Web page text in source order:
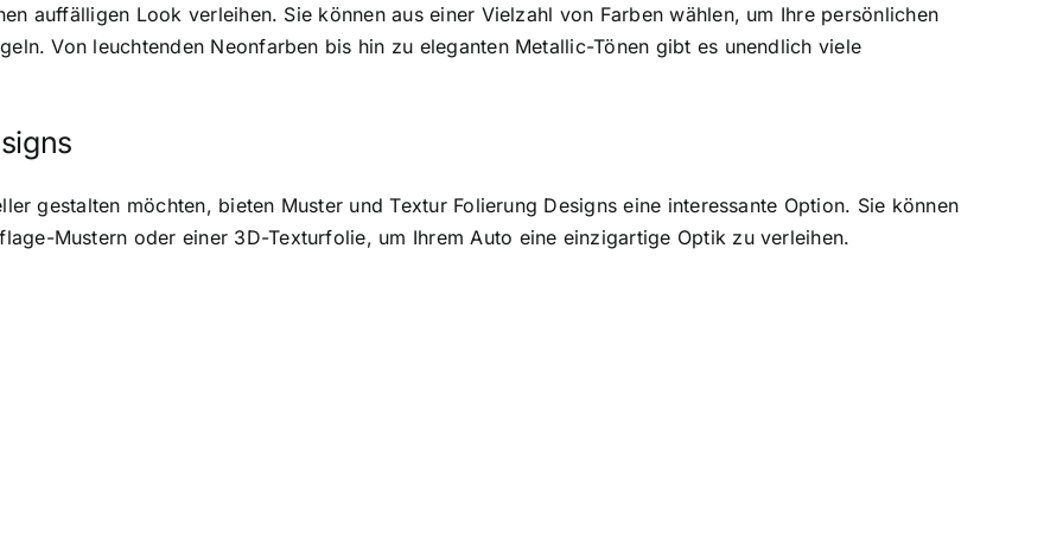
auffälligen Look verleihen. Sie können aus einer Vielzahl von Farben wählen, um Ihre persönlichen
Von leuchtenden Neonfarben bis hin zu eleganten Metallic-Tönen gibt es unendlich viele
gestalten möchten, bieten Muster und Textur Folierung Designs eine interessante Option. Sie können
Mustern oder einer 3D-Texturfolie, um Ihrem Auto eine einzigartige Optik zu verleihen.